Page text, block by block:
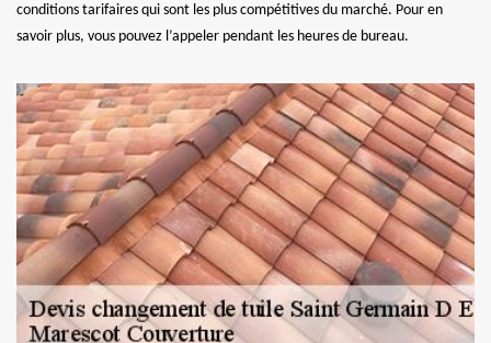
conditions tarifaires qui sont les plus compétitives du marché. Pour en
savoir plus, vous pouvez l’appeler pendant les heures de bureau.